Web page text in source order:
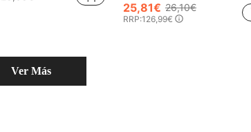
25,81€ 26,10€
RRP:126,99€
Ver Más